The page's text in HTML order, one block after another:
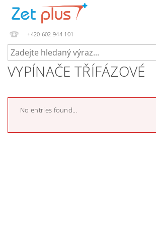
+420 602 944 101
VYPÍNAČE TŘÍFÁZOVÉ
No entries found...